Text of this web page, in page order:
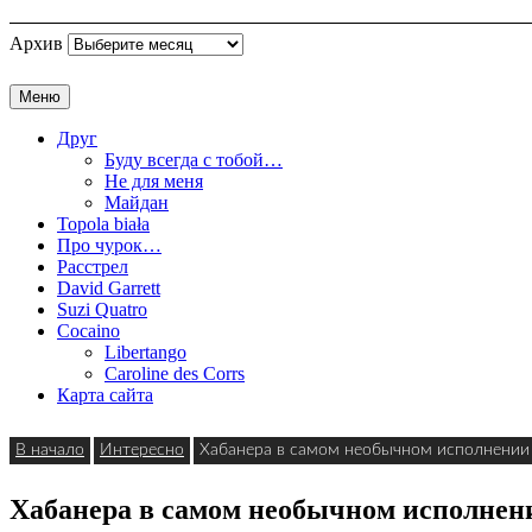
Архив
Меню
Друг
Буду всегда с тобой…
Не для меня
Майдан
Topola biała
Про чурок…
Расстрел
David Garrett
Suzi Quatro
Cocaino
Libertango
Caroline des Corrs
Карта сайта
В начало Интересно Хабанера в самом необычном исполнении
Хабанера в самом необычном